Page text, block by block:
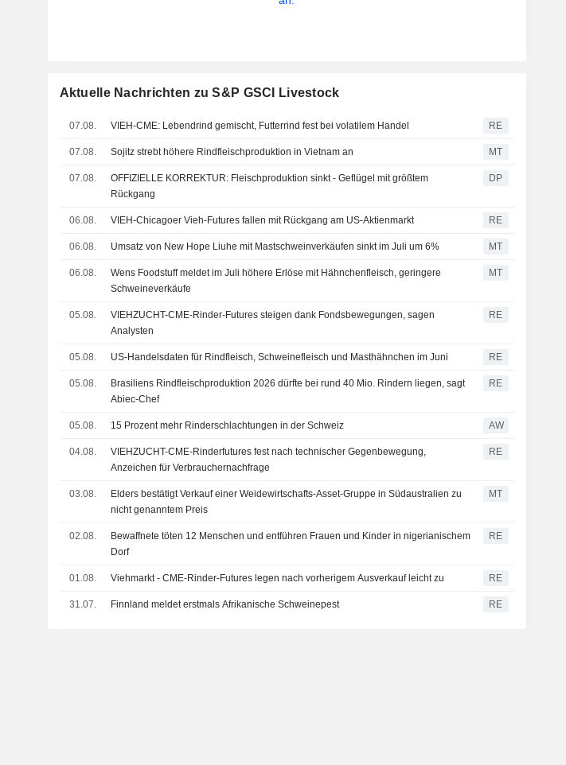
Aktuelle Nachrichten zu S&P GSCI Livestock
07.08. VIEH-CME: Lebendrind gemischt, Futterrind fest bei volatilem Handel RE
07.08. Sojitz strebt höhere Rindfleischproduktion in Vietnam an MT
07.08.
OFFIZIELLE KORREKTUR: Fleischproduktion sinkt - Geflügel mit größtem
Rückgang
DP
06.08. VIEH-Chicagoer Vieh-Futures fallen mit Rückgang am US-Aktienmarkt RE
06.08. Umsatz von New Hope Liuhe mit Mastschweinverkäufen sinkt im Juli um 6% MT
06.08.
Wens Foodstuff meldet im Juli höhere Erlöse mit Hähnchenfleisch, geringere
Schweineverkäufe
MT
05.08.
VIEHZUCHT-CME-Rinder-Futures steigen dank Fondsbewegungen, sagen
Analysten
RE
05.08. US-Handelsdaten für Rindfleisch, Schweinefleisch und Masthähnchen im Juni RE
05.08.
Brasiliens Rindfleischproduktion 2026 dürfte bei rund 40 Mio. Rindern liegen, sagt
Abiec-Chef
RE
05.08. 15 Prozent mehr Rinderschlachtungen in der Schweiz AW
04.08.
VIEHZUCHT-CME-Rinderfutures fest nach technischer Gegenbewegung,
Anzeichen für Verbrauchernachfrage
RE
03.08.
Elders bestätigt Verkauf einer Weidewirtschafts-Asset-Gruppe in Südaustralien zu
nicht genanntem Preis
MT
02.08.
Bewaffnete töten 12 Menschen und entführen Frauen und Kinder in nigerianischem
Dorf
RE
01.08. Viehmarkt - CME-Rinder-Futures legen nach vorherigem Ausverkauf leicht zu RE
31.07. Finnland meldet erstmals Afrikanische Schweinepest RE